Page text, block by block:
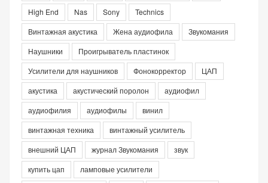
High End
Nas Sony
Technics
Винтажная акустика
Жена аудиофила
Звукомания
Наушники
Проигрыватель пластинок
Усилители для наушников
Фонокорректор
ЦАП
акустика
акустический поролон
аудиофил
аудиофилия
аудиофилы
винил
винтажная техника
винтажный усилитель
внешний ЦАП
журнал Звукомания
звук
купить цап
ламповые усилители